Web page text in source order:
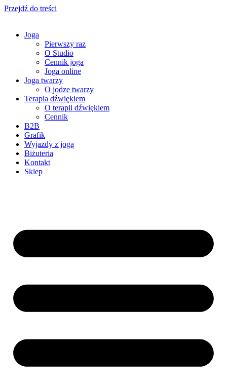
Przejdź do treści
Joga
Pierwszy raz
O Studio
Cennik joga
Joga online
Joga twarzy
O jodze twarzy
Terapia dźwiękiem
O terapii dźwiękiem
Cennik
B2B
Grafik
Wyjazdy z jogą
Biżuteria
Kontakt
Sklep